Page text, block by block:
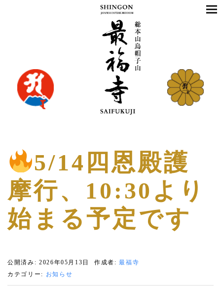
5/14四恩殿護
摩行、10:30より
始まる予定です
公開済み: 2026年05月13日 作成者:最福寺
カテゴリー: お知らせ